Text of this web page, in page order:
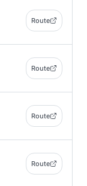
Route
Route
Route
Route